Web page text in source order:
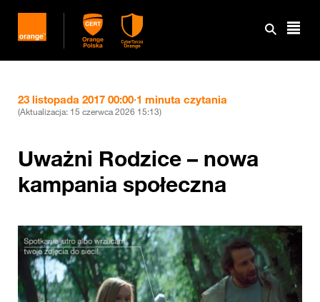
23 listopada 2017 00:00·1 minuta czytania
(Aktualizacja: 15 czerwca 2026 15:13)
Uważni Rodzice – nowa
kampania społeczna